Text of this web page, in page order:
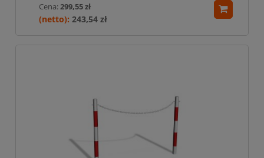
Cena: 299,55 zł
243,54 zł